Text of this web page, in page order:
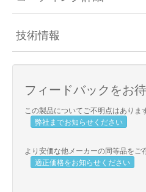
技術情報
フィードバックをお
この製品についてご不明点はありま
弊社までお知らせください
より安価な他メーカーの同等品をご
適正価格をお知らせください